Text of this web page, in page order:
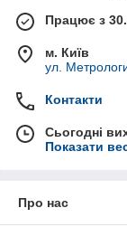
Працює з
м. Київ
ул.
Контакти
Сьогодні
Показати
Про нас